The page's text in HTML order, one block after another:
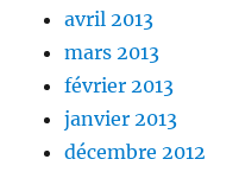
avril 2013
mars 2013
février 2013
janvier 2013
décembre 2012